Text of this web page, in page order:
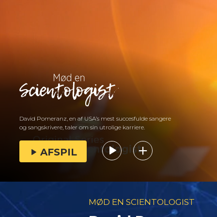
David Pomeranz, en af USA’s mest succesfulde sangere
og sangskrivere, taler om sin utrolige karriere.
AFSPIL
MØD EN SCIENTOLOGIST